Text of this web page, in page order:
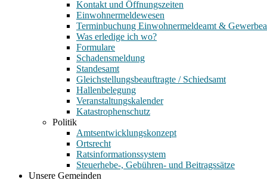
Kontakt und Öffnungszeiten
Einwohnermeldewesen
Terminbuchung Einwohnermeldeamt &
Was erledige ich wo?
Formulare
Schadensmeldung
Standesamt
Gleichstellungsbeauftragte / Schiedsamt
Hallenbelegung
Veranstaltungskalender
Katastrophenschutz
Politik
Amtsentwicklungskonzept
Ortsrecht
Ratsinformationssystem
Steuerhebe-, Gebühren- und Beitragssätze
Unsere Gemeinden